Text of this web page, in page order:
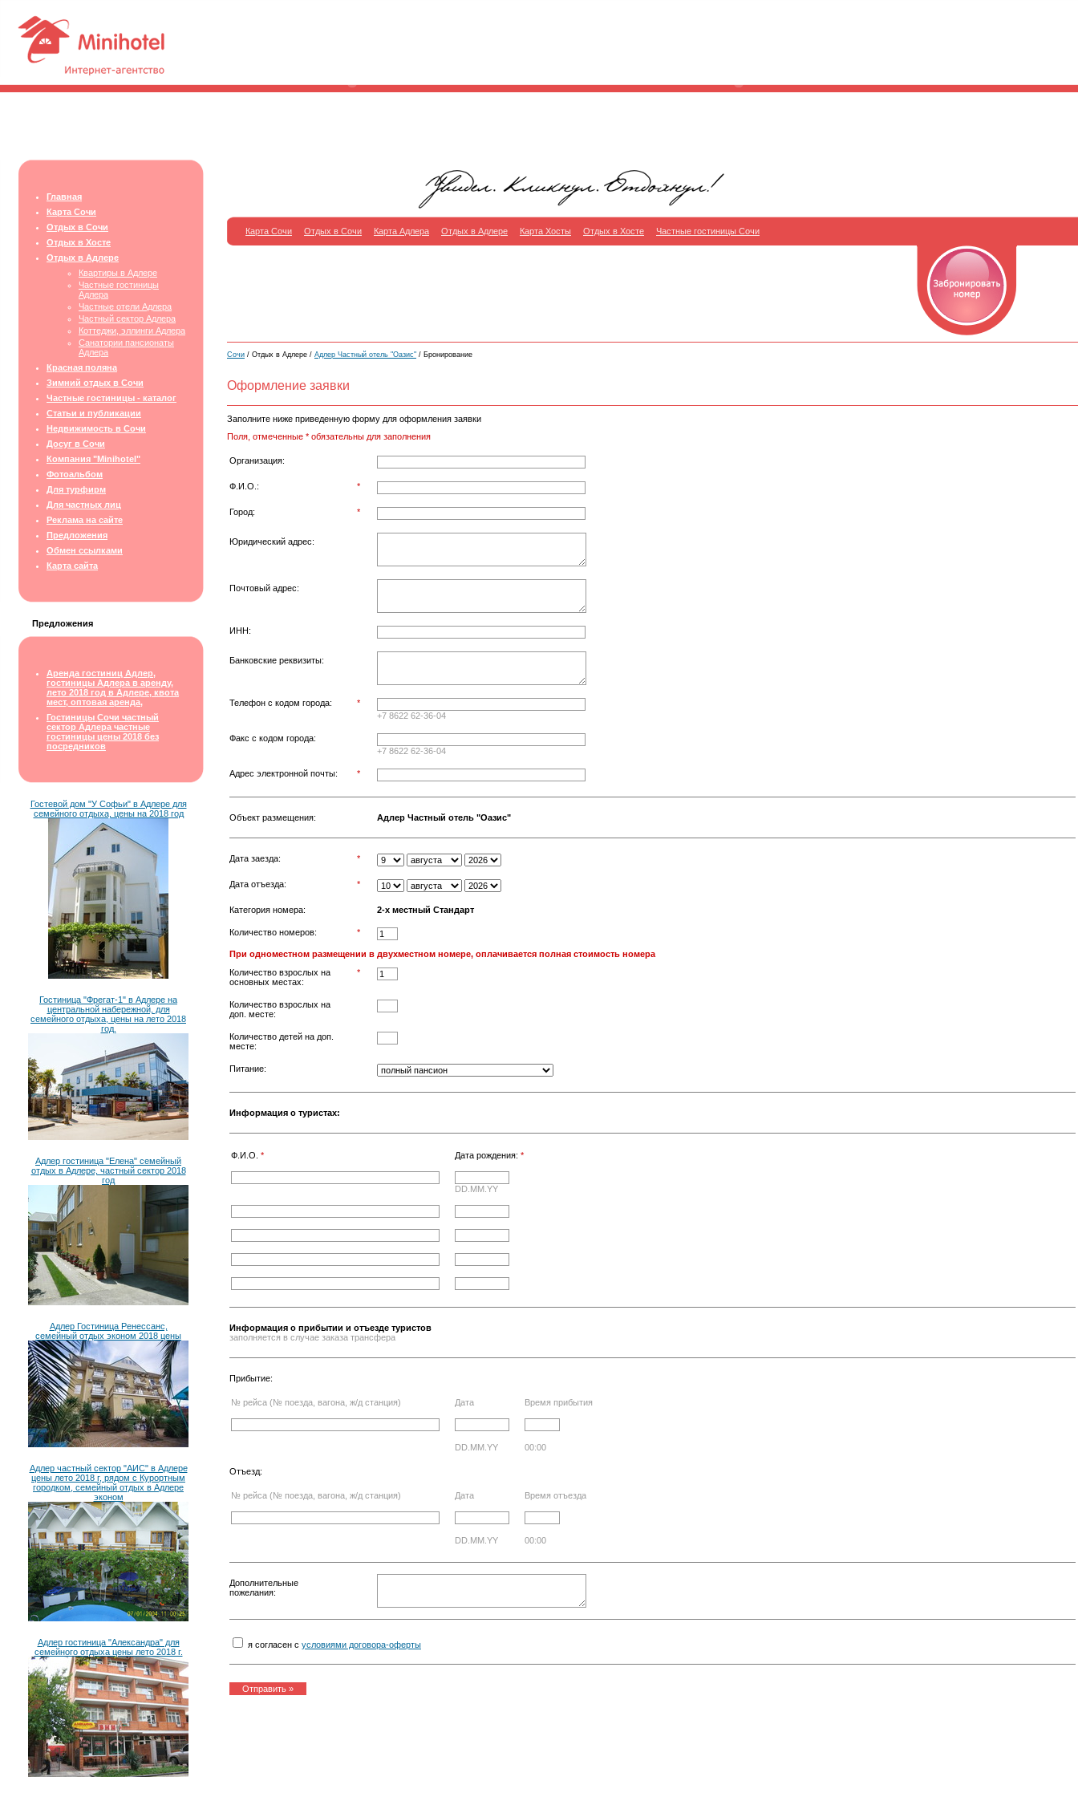
Главная
Карта Сочи
Отдых в Сочи
Отдых в Хосте
Отдых в Адлере
Квартиры в Адлере
Частные гостиницы
Адлера
Частные отели Адлера
Частный сектор Адлера
Коттеджи, эллинги Адлера
Санатории пансионаты
Адлера
Красная поляна
Зимний отдых в Сочи
Частные гостиницы - каталог
Статьи и публикации
Недвижимость в Сочи
Досуг в Сочи
Компания "Minihotel"
Фотоальбом
Для турфирм
Для частных лиц
Реклама на сайте
Предложения
Обмен ссылками
Карта сайта
Предложения
Аренда гостиниц Адлер,
гостиницы Адлера в аренду,
лето 2018 год в Адлере, квота
мест, оптовая аренда,
Гостиницы Сочи частный
сектор Адлера частные
гостиницы цены 2018 без
посредников
Гостевой дом "У Софьи" в Адлере для
семейного отдыха, цены на 2018 год
Гостиница "Фрегат-1" в Адлере на
центральной набережной, для
семейного отдыха, цены на лето 2018
год.
Адлер гостиница "Елена" семейный
отдых в Адлере, частный сектор 2018
год
Адлер Гостиница Ренессанс,
семейный отдых эконом 2018 цены
Адлер частный сектор "АИС" в Адлере
цены лето 2018 г, рядом с Курортным
городком, семейный отдых в Адлере
эконом
Адлер гостиница "Александра" для
семейного отдыха цены лето 2018 г.
Карта Сочи Отдых в Сочи Карта Адлера Отдых в Адлере Карта Хосты Отдых в Хосте Частные гостиницы Сочи
Сочи / Отдых в Адлере / Адлер Частный отель "Оазис" / Бронирование
Оформление заявки
Заполните ниже приведенную форму для оформления заявки
Поля, отмеченные * обязательны для заполнения
Организация:
Ф.И.О.: *
Город: *
Юридический адрес:
Почтовый адрес:
ИНН:
Банковские реквизиты:
Телефон с кодом города:
*
+7 8622 62-36-04
Факс с кодом города:
+7 8622 62-36-04
Адрес электронной почты: *
Объект размещения: Адлер Частный отель "Оазис"
Дата заезда: *
Дата отъезда: *
Категория номера: 2-х местный Стандарт
Количество номеров: *
При одноместном размещении в двухместном номере, оплачивается полная стоимость номера
Количество взрослых на
основных местах:
*
Количество взрослых на
доп. месте:
Количество детей на доп.
месте:
Питание:
Информация о туристах:
Ф.И.О. * Дата рождения: *
DD.MM.YY
Информация о прибытии и отъезде туристов
заполняется в случае заказа трансфера
Прибытие:
№ рейса (№ поезда, вагона, ж/д станция) Дата Время прибытия
DD.MM.YY 00:00
Отъезд:
№ рейса (№ поезда, вагона, ж/д станция) Дата Время отъезда
DD.MM.YY 00:00
Дополнительные
пожелания:
я согласен с условиями договора-оферты